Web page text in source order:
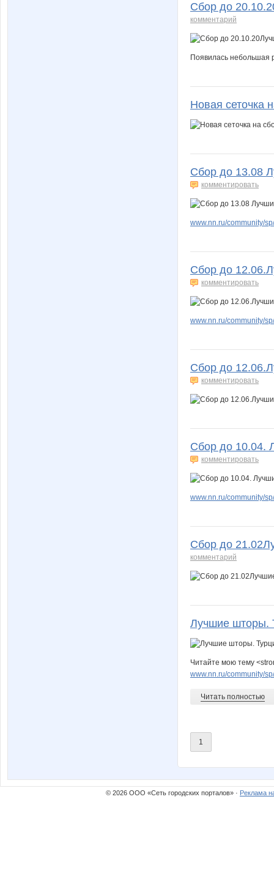
Сбор до
комментарий
Появилась небольшая
Новая сеточка
Сбор до 13.08
комментировать
www.nn.ru/community/
Сбор до
комментировать
www.nn.ru/community/
Сбор до
комментировать
Сбор до 10.04.
комментировать
www.nn.ru/community/
Сбор до
комментарий
Лучшие шторы.
Читайте мою тему
www.nn.ru/community/
Читать полностью
1
© 2026 ООО «Сеть городских порталов» · Реклама